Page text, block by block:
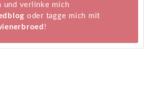
und verlinke mich
oder tagge mich mit
!